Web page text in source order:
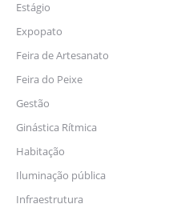
Estágio
Expopato
Feira de Artesanato
Feira do Peixe
Gestão
Ginástica Rítmica
Habitação
Iluminação pública
Infraestrutura